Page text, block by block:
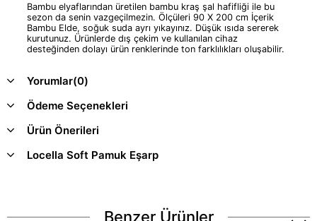
Bambu elyaflarından üretilen bambu kraş şal hafifliği ile bu
sezon da senin vazgeçilmezin. Ölçüleri 90 X 200 cm İçerik
Bambu Elde, soğuk suda ayrı yıkayınız. Düşük ısıda sererek
kurutunuz. Ürünlerde dış çekim ve kullanılan cihaz
desteğinden dolayı ürün renklerinde ton farklılıkları oluşabilir.
Yorumlar(0)
Ödeme Seçenekleri
Ürün Önerileri
Locella Soft Pamuk Eşarp
Benzer Ürünler